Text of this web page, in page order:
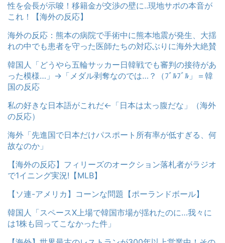
性を会長が示唆！移籍金が交渉の壁に..現地サポの本音が
これ！【海外の反応】
海外の反応：熊本の病院で手術中に熊本地震が発生、大揺
れの中でも患者を守った医師たちの対応ぶりに海外大絶賛
韓国人「どうやら五輪サッカー日韓戦でも審判の接待があ
った模様…」→「メダル剥奪なのでは…？（ﾌﾞﾙﾌﾞﾙ」＝韓
国の反応
私の好きな日本語がこれだ←「日本は太っ腹だな」（海外
の反応）
海外「先進国で日本だけパスポート所有率が低すぎる、何
故なのか」
【海外の反応】フィリーズのオークション落札者がラジオ
で1イニング実況!【MLB】
【ソ連-アメリカ】コーンな問題【ポーランドボール】
韓国人「スペースX上場で韓国市場が揺れたのに…我々に
は1株も回ってこなかった件」